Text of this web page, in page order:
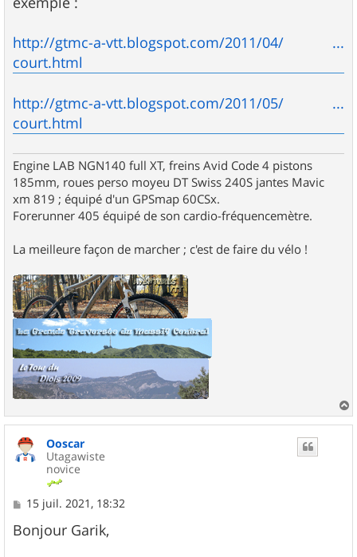
http://gtmc-a-vtt.blogspot.com/2011/04/ ...
court.html
http://gtmc-a-vtt.blogspot.com/2011/05/ ...
court.html
Engine LAB NGN140 full XT, freins Avid Code 4 pistons
185mm, roues perso moyeu DT Swiss 240S jantes Mavic
xm 819 ; équipé d'un GPSmap 60CSx.
Forerunner 405 équipé de son cardio-fréquencemètre.
La meilleure façon de marcher ; c'est de faire du vélo !
a
u
Ooscar
Utagawiste
novice
M
s
s
15 juil. 2021, 18:32
Bonjour Garik,